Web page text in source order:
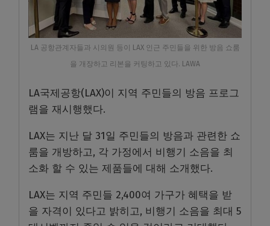
LA 공항관계자들과 시의원 등이 LAX 인근 주민들을 위한 방음 쇼룸
을 개장하고 리본을 커팅하고 있다. LAWA
LA국제공항(LAX)이 지역 주민들의 방음 프로그
램을 재시행했다.
LAX는 지난 달 31일 주민들의 방음과 관련한 쇼
룸을 개방하고, 각 가정에서 비행기 소음을 최
소화 할 수 있는 제품들에 대해 소개했다.
LAX는 지역 주민들 2,400여 가구가 혜택을 받
을 자격이 있다고 밝히고, 비행기 소음을 최대 5